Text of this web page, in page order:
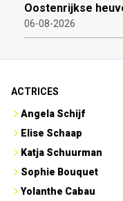
Oostenrijkse
06-08-2026
ACTRICES
Angela Schijf
Elise Schaap
Katja Schuurman
Sophie Bouquet
Yolanthe Cabau